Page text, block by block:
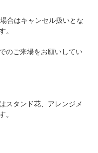
合はキャンセル扱いとな
。
のご来場をお願いしてい
スタンド花、アレンジメ
。